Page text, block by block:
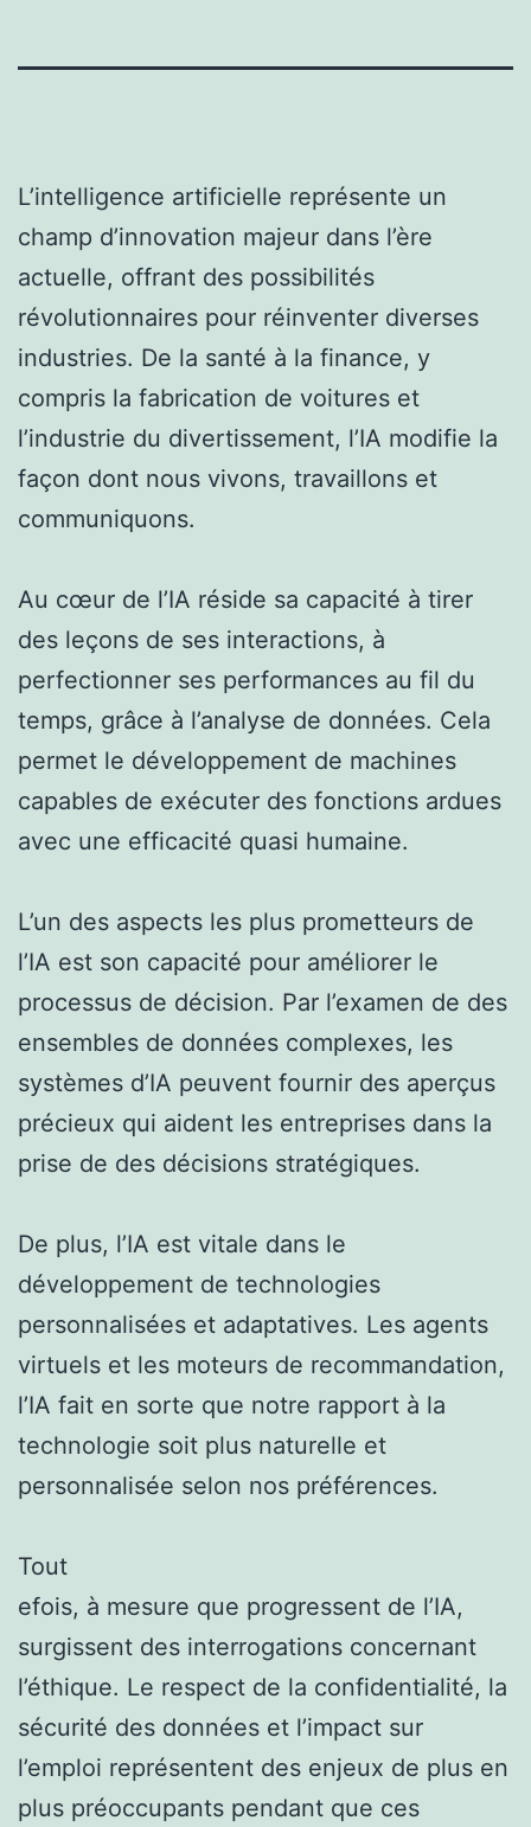
L’intelligence artificielle représente un
champ d’innovation majeur dans l’ère
actuelle, offrant des possibilités
révolutionnaires pour réinventer diverses
industries. De la santé à la finance, y
compris la fabrication de voitures et
l’industrie du divertissement, l’IA modifie la
façon dont nous vivons, travaillons et
communiquons.
Au cœur de l’IA réside sa capacité à tirer
des leçons de ses interactions, à
perfectionner ses performances au fil du
temps, grâce à l’analyse de données. Cela
permet le développement de machines
capables de exécuter des fonctions ardues
avec une efficacité quasi humaine.
L’un des aspects les plus prometteurs de
l’IA est son capacité pour améliorer le
processus de décision. Par l’examen de des
ensembles de données complexes, les
systèmes d’IA peuvent fournir des aperçus
précieux qui aident les entreprises dans la
prise de des décisions stratégiques.
De plus, l’IA est vitale dans le
développement de technologies
personnalisées et adaptatives. Les agents
virtuels et les moteurs de recommandation,
l’IA fait en sorte que notre rapport à la
technologie soit plus naturelle et
personnalisée selon nos préférences.
Tout
efois, à mesure que progressent de l’IA,
surgissent des interrogations concernant
l’éthique. Le respect de la confidentialité, la
sécurité des données et l’impact sur
l’emploi représentent des enjeux de plus en
plus préoccupants pendant que ces